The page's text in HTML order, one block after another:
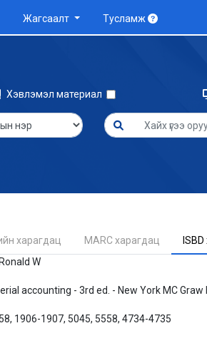
Жагсаалт Тусламж
Хэвлэмэл материал
харагдац MARC харагдац
W
accounting - 3rd ed. - New York MC Graw
1906-1907, 5045, 5558, 4734-4735